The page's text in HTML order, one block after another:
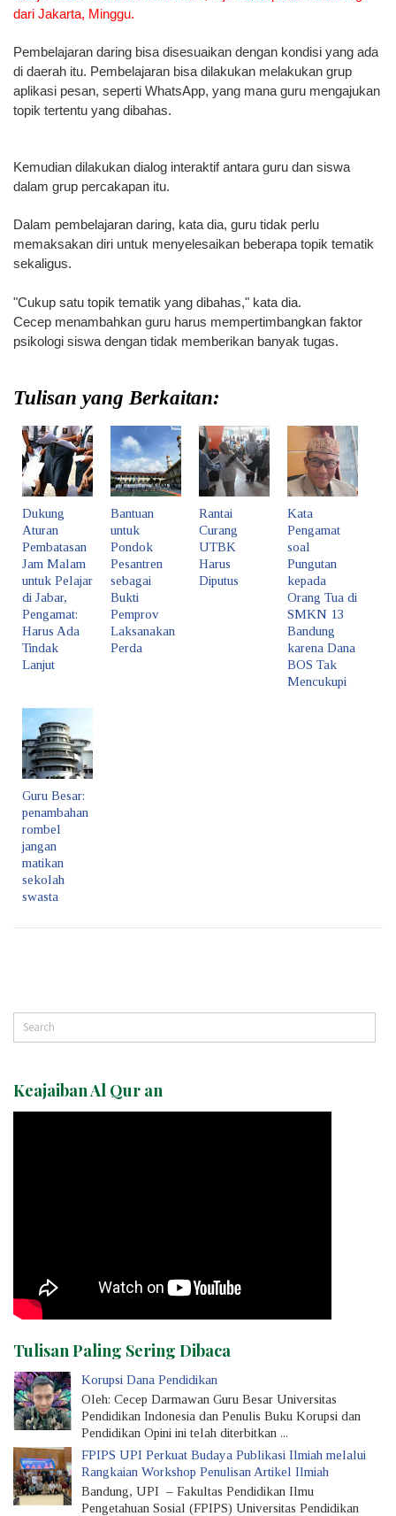
dari Jakarta, Minggu.
Pembelajaran daring bisa disesuaikan dengan kondisi yang ada
di daerah itu. Pembelajaran bisa dilakukan melakukan grup
aplikasi pesan, seperti WhatsApp, yang mana guru mengajukan
topik tertentu yang dibahas.
Kemudian dilakukan dialog interaktif antara guru dan siswa
dalam grup percakapan itu.
Dalam pembelajaran daring, kata dia, guru tidak perlu
memaksakan diri untuk menyelesaikan beberapa topik tematik
sekaligus.
"Cukup satu topik tematik yang dibahas," kata dia.
Cecep menambahkan guru harus mempertimbangkan faktor
psikologi siswa dengan tidak memberikan banyak tugas.
Tulisan yang Berkaitan:
Dukung
Aturan
Pembatasan
Jam Malam
untuk Pelajar
di Jabar,
Pengamat:
Harus Ada
Tindak
Lanjut
Bantuan
untuk
Pondok
Pesantren
sebagai
Bukti
Pemprov
Laksanakan
Perda
Rantai
Curang
UTBK
Harus
Diputus
Kata
Pengamat
soal
Pungutan
kepada
Orang Tua di
SMKN 13
Bandung
karena Dana
BOS Tak
Mencukupi
Guru Besar:
penambahan
rombel
jangan
matikan
sekolah
swasta
Keajaiban Al Qur an
Tulisan Paling Sering Dibaca
Korupsi Dana Pendidikan
Oleh: Cecep Darmawan Guru Besar Universitas
Pendidikan Indonesia dan Penulis Buku Korupsi dan
Pendidikan Opini ini telah diterbitkan ...
FPIPS UPI Perkuat Budaya Publikasi Ilmiah melalui
Rangkaian Workshop Penulisan Artikel Ilmiah
Bandung, UPI – Fakultas Pendidikan Ilmu
Pengetahuan Sosial (FPIPS) Universitas Pendidikan